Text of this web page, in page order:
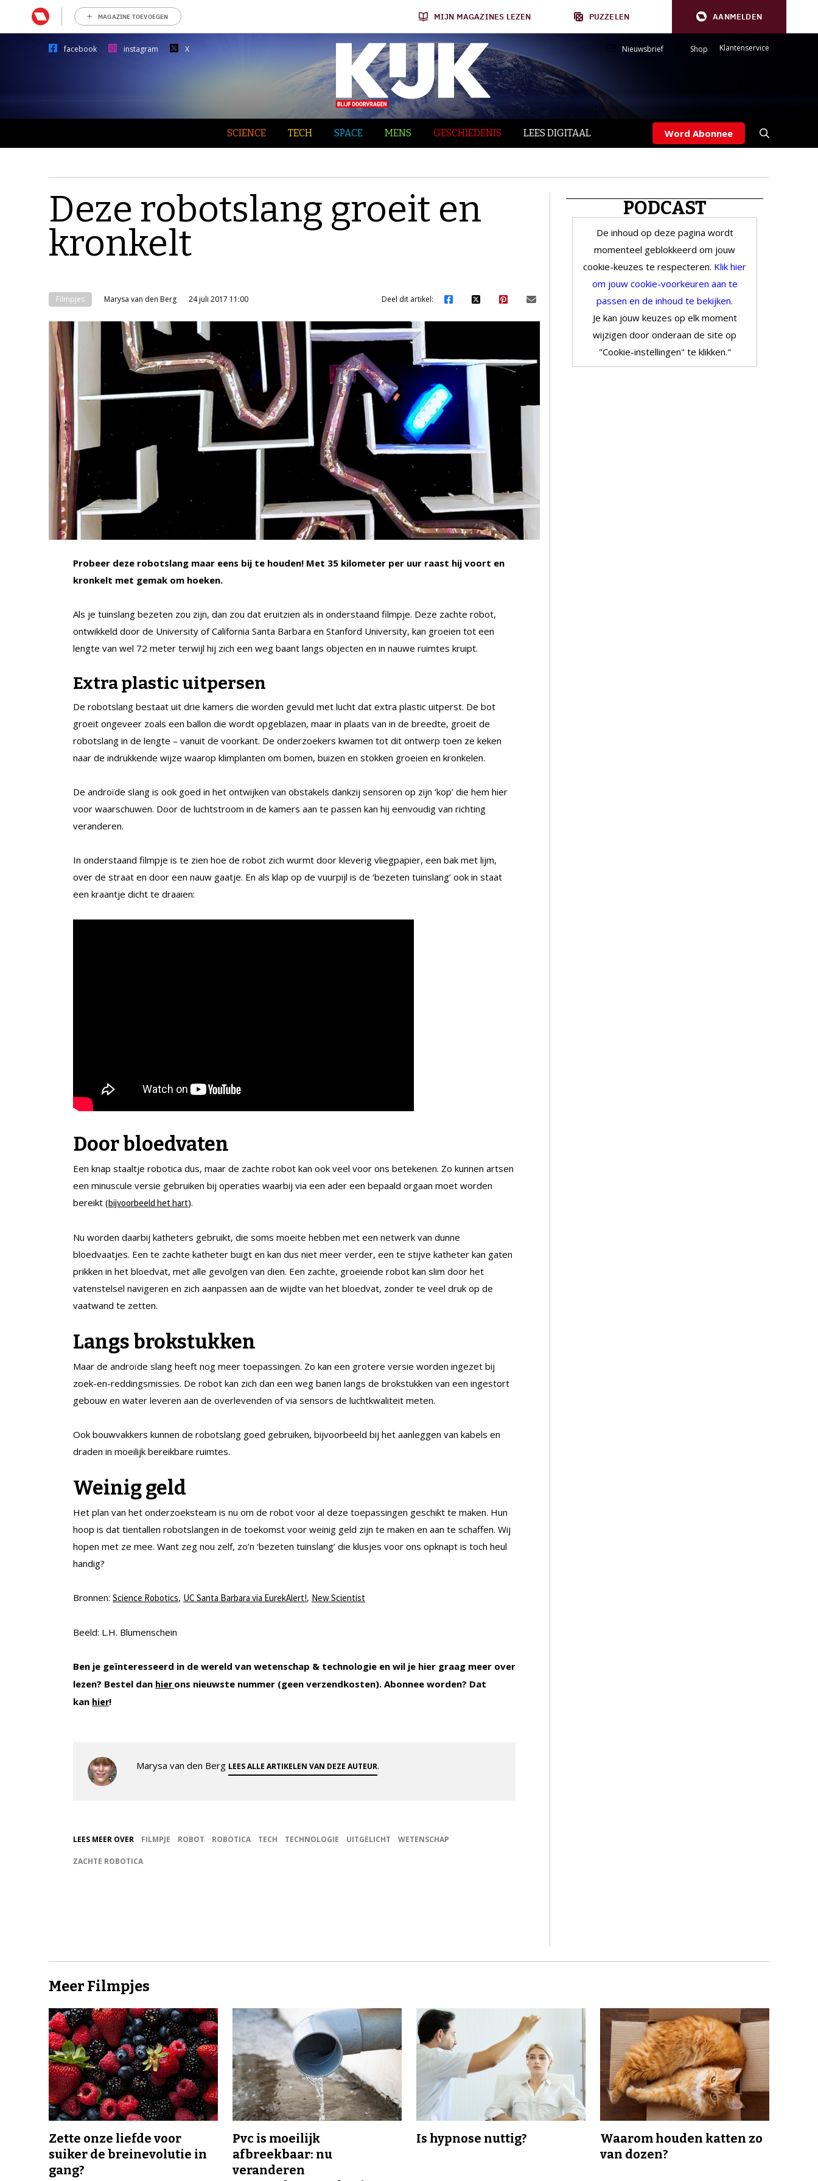
MAGAZINE TOEVOEGEN MIJN MAGAZINES LEZEN PUZZELEN AANMELDEN
facebook instagram X Nieuwsbrief Shop Klantenservice
SCIENCE TECH SPACE MENS GESCHIEDENIS LEES DIGITAAL Word Abonnee
Deze robotslang groeit en
kronkelt
Filmpjes Marysa van den Berg 24 juli 2017 11:00 Deel dit artikel:
Probeer deze robotslang maar eens bij te houden! Met 35 kilometer per uur raast hij voort en
kronkelt met gemak om hoeken.
Als je tuinslang bezeten zou zijn, dan zou dat eruitzien als in onderstaand filmpje. Deze zachte robot,
ontwikkeld door de University of California Santa Barbara en Stanford University, kan groeien tot een
lengte van wel 72 meter terwijl hij zich een weg baant langs objecten en in nauwe ruimtes kruipt.
Extra plastic uitpersen
De robotslang bestaat uit drie kamers die worden gevuld met lucht dat extra plastic uitperst. De bot
groeit ongeveer zoals een ballon die wordt opgeblazen, maar in plaats van in de breedte, groeit de
robotslang in de lengte – vanuit de voorkant. De onderzoekers kwamen tot dit ontwerp toen ze keken
naar de indrukkende wijze waarop klimplanten om bomen, buizen en stokken groeien en kronkelen.
De androïde slang is ook goed in het ontwijken van obstakels dankzij sensoren op zijn ‘kop’ die hem hier
voor waarschuwen. Door de luchtstroom in de kamers aan te passen kan hij eenvoudig van richting
veranderen.
In onderstaand filmpje is te zien hoe de robot zich wurmt door kleverig vliegpapier, een bak met lijm,
over de straat en door een nauw gaatje. En als klap op de vuurpijl is de ‘bezeten tuinslang’ ook in staat
een kraantje dicht te draaien:
Door bloedvaten
Een knap staaltje robotica dus, maar de zachte robot kan ook veel voor ons betekenen. Zo kunnen artsen
een minuscule versie gebruiken bij operaties waarbij via een ader een bepaald orgaan moet worden
bereikt (bijvoorbeeld het hart).
Nu worden daarbij katheters gebruikt, die soms moeite hebben met een netwerk van dunne
bloedvaatjes. Een te zachte katheter buigt en kan dus niet meer verder, een te stijve katheter kan gaten
prikken in het bloedvat, met alle gevolgen van dien. Een zachte, groeiende robot kan slim door het
vatenstelsel navigeren en zich aanpassen aan de wijdte van het bloedvat, zonder te veel druk op de
vaatwand te zetten.
Langs brokstukken
Maar de androïde slang heeft nog meer toepassingen. Zo kan een grotere versie worden ingezet bij
zoek-en-reddingsmissies. De robot kan zich dan een weg banen langs de brokstukken van een ingestort
gebouw en water leveren aan de overlevenden of via sensors de luchtkwaliteit meten.
Ook bouwvakkers kunnen de robotslang goed gebruiken, bijvoorbeeld bij het aanleggen van kabels en
draden in moeilijk bereikbare ruimtes.
Weinig geld
Het plan van het onderzoeksteam is nu om de robot voor al deze toepassingen geschikt te maken. Hun
hoop is dat tientallen robotslangen in de toekomst voor weinig geld zijn te maken en aan te schaffen. Wij
hopen met ze mee. Want zeg nou zelf, zo’n ‘bezeten tuinslang’ die klusjes voor ons opknapt is toch heul
handig?
Bronnen: Science Robotics, UC Santa Barbara via EurekAlert!, New Scientist
Beeld: L.H. Blumenschein
Ben je geïnteresseerd in de wereld van wetenschap & technologie en wil je hier graag meer over
lezen? Bestel dan hier ons nieuwste nummer (geen verzendkosten). Abonnee worden? Dat
kan hier!
Marysa van den Berg LEES ALLE ARTIKELEN VAN DEZE AUTEUR.
LEES MEER OVER FILMPJE ROBOT ROBOTICA TECH TECHNOLOGIE UITGELICHT WETENSCHAP
ZACHTE ROBOTICA
PODCAST
De inhoud op deze pagina wordt
momenteel geblokkeerd om jouw
cookie-keuzes te respecteren. Klik hier
om jouw cookie-voorkeuren aan te
passen en de inhoud te bekijken.
Je kan jouw keuzes op elk moment
wijzigen door onderaan de site op
"Cookie-instellingen" te klikken."
Meer Filmpjes
Zette onze liefde voor
suiker de breinevolutie in
gang?
Pvc is moeilijk
afbreekbaar: nu
veranderen
Is hypnose nuttig?
Waarom houden katten zo
van dozen?